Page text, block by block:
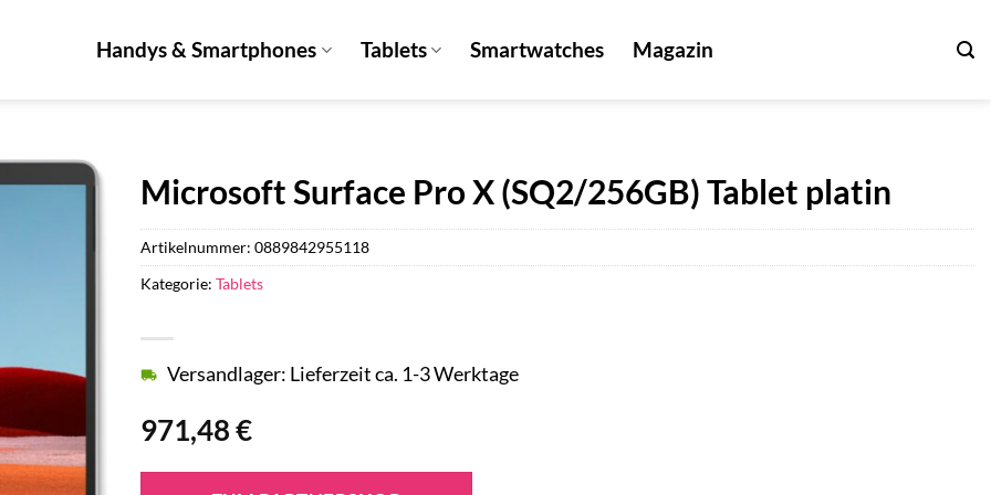
Handys & Smartphones Tablets Smartwatches Magazin
Microsoft Surface Pro X (SQ2/256GB) Tablet platin
971,48€
Versandlager: Lieferzeit ca. 1-3 Werktage
Artikelnummer: 0889842955118
Kategorie: Tablets